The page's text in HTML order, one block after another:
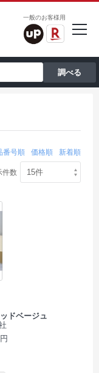
一般のお客様用
番号順 価格順 新着順
件数
ドベージュ